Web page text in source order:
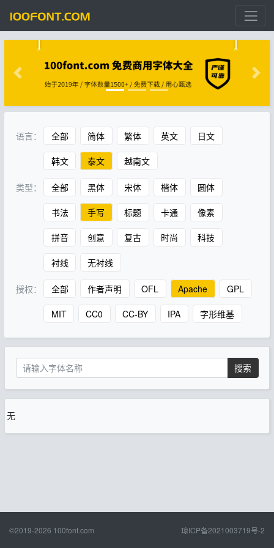
语言： 全部 简体 繁体 英文 日文
韩文 泰文 越南文
类型： 全部 黑体 宋体 楷体 圆体
书法 手写 标题 卡通 像素
拼音 创意 复古 时尚 科技
衬线 无衬线
授权： 全部 作者声明 OFL Apache GPL
MIT CC0 CC-BY IPA 字形维基
搜索
无
©2019-2026 100font.com 琼ICP备2021003719号-2